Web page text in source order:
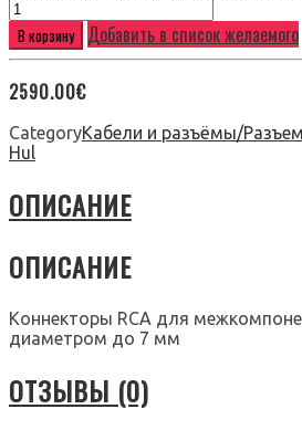
В корзину Добавить в список желаемого
2590.00€
CategoryКабели и разъёмы/
Hul
ОПИСАНИЕ
ОПИСАНИЕ
Коннекторы RCA для
диаметром до 7 мм
ОТЗЫВЫ (0)